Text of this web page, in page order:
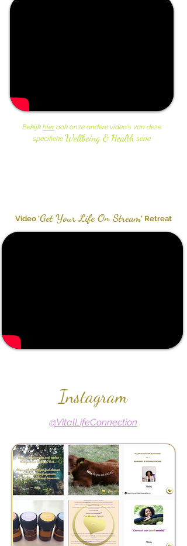
Bekijk hierook onze andere video's van deze
specifieke Wellbeing & Healthserie
Video 'Get Your Life On Stream' Retreat
Instagram
@VitalLifeConnection